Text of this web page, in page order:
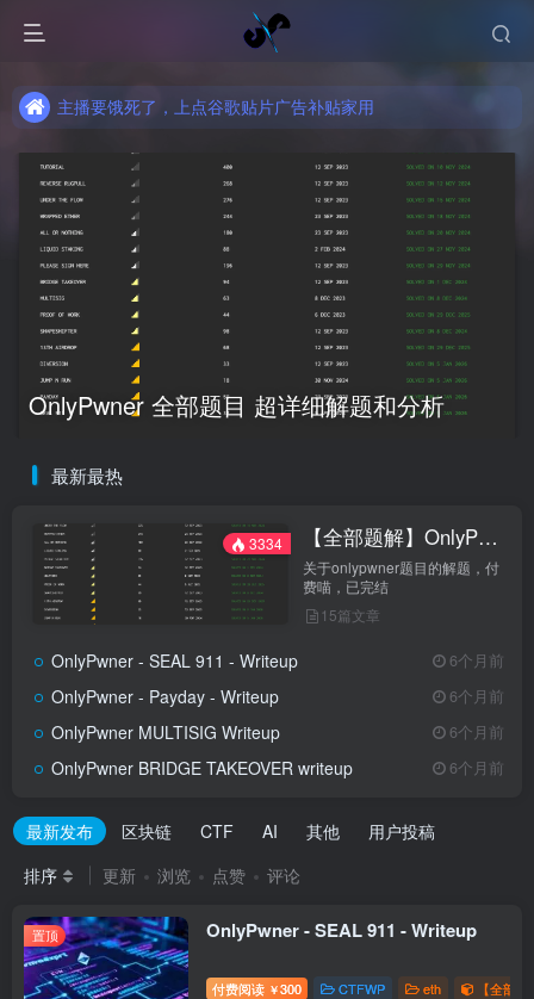
主播要饿死了，上点谷歌贴片广告补贴家用
主播要饿死了，上点谷歌贴片广告补贴家用
OnlyPwner 全部题目 超详细解题和分析
最新最热
3334 【全部题解】OnlyPwner
关于onlypwner题目的解题，付
费喵，已完结
15篇文章
OnlyPwner - SEAL 911 - Writeup 6个月前
OnlyPwner - Payday - Writeup 6个月前
OnlyPwner MULTISIG Writeup 6个月前
OnlyPwner BRIDGE TAKEOVER writeup 6个月前
最新发布 区块链 CTF AI 其他
用户投稿
排序
更新 浏览 点赞 评论
置顶 OnlyPwner - SEAL 911 - Writeup
付费阅读 ￥300 CTFWP eth 【全部